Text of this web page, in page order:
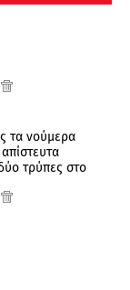
τα νούμερα
τρύπες στο